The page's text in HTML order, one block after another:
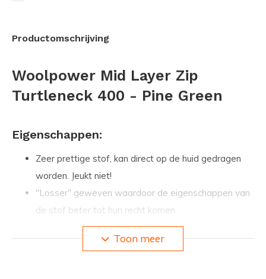
Productomschrijving
Woolpower Mid Layer Zip
Turtleneck 400 - Pine Green
Eigenschappen:
Zeer prettige stof, kan direct op de huid gedragen
worden. Jeukt niet!
"Losser" geweven waardoor de eigenschappen van
de stof beter tot hun recht komen
Anti-bacteriële werking, voorkomt geurtjes zelfs na
een week intensief gebruik
Toon meer